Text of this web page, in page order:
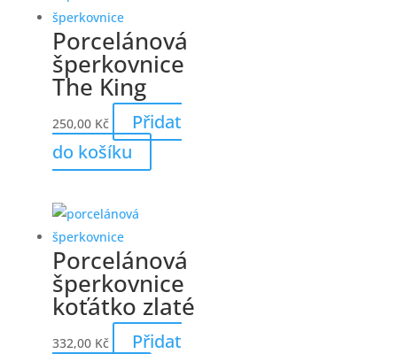
Porcelánová
šperkovnice
The King
250,00 Kč
Přidat
do košíku
Porcelánová
šperkovnice
koťátko zlaté
332,00 Kč
Přidat